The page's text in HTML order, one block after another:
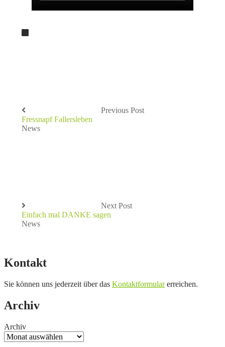
Previous Post
Fressnapf Fallersleben
News
Next Post
Einfach mal DANKE sagen
News
Kontakt
Sie können uns jederzeit über das Kontaktformularerreichen.
Archiv
Archiv